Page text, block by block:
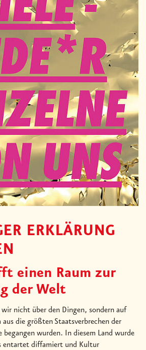
ERKLÄRUNG
einen Raum zur
der Welt
nicht über den Dingen, sondern auf
die größten Staatsverbrechen der
begangen wurden. In diesem Land wurde
entartet diffamiert und Kultur